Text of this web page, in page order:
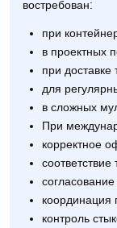
востребован:
при
в проектных
при доставке
для
в сложных
При
корректное
координация
контроль